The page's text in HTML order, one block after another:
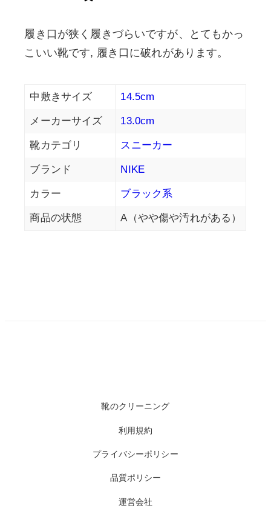
履き口が狭く履きづらいですが、とてもかっ
こいい靴です, 履き口に破れがあります。
中敷きサイズ 14.5cm
メーカーサイズ 13.0cm
靴カテゴリ スニーカー
ブランド NIKE
カラー ブラック系
商品の状態 A（やや傷や汚れがある）
靴のクリーニング
利用規約
プライバシーポリシー
品質ポリシー
運営会社